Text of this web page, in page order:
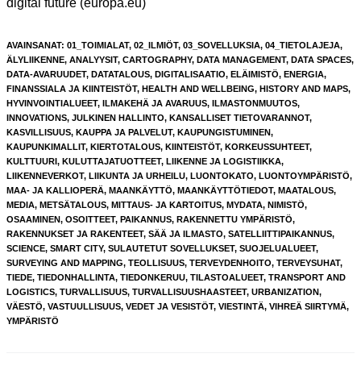
AVAINSANAT: 01_TOIMIALAT, 02_ILMIÖT, 03_SOVELLUKSIA, 04_TIETOLAJEJA,
ÄLYLIIKENNE, ANALYYSIT, CARTOGRAPHY, DATA MANAGEMENT, DATA SPACES,
DATA-AVARUUDET, DATATALOUS, DIGITALISAATIO, ELÄIMISTÖ, ENERGIA,
FINANSSIALA JA KIINTEISTÖT, HEALTH AND WELLBEING, HISTORY AND MAPS,
HYVINVOINTIALUEET, ILMAKEHÄ JA AVARUUS, ILMASTONMUUTOS,
INNOVATIONS, JULKINEN HALLINTO, KANSALLISET TIETOVARANNOT,
KASVILLISUUS, KAUPPA JA PALVELUT, KAUPUNGISTUMINEN,
KAUPUNKIMALLIT, KIERTOTALOUS, KIINTEISTÖT, KORKEUSSUHTEET,
KULTTUURI, KULUTTAJATUOTTEET, LIIKENNE JA LOGISTIIKKA,
LIIKENNEVERKOT, LIIKUNTA JA URHEILU, LUONTOKATO, LUONTOYMPÄRISTÖ,
MAA- JA KALLIOPERÄ, MAANKÄYTTÖ, MAANKÄYTTÖTIEDOT, MAATALOUS,
MEDIA, METSÄTALOUS, MITTAUS- JA KARTOITUS, MYDATA, NIMISTÖ,
OSAAMINEN, OSOITTEET, PAIKANNUS, RAKENNETTU YMPÄRISTÖ,
RAKENNUKSET JA RAKENTEET, SÄÄ JA ILMASTO, SATELLIITTIPAIKANNUS,
SCIENCE, SMART CITY, SULAUTETUT SOVELLUKSET, SUOJELUALUEET,
SURVEYING AND MAPPING, TEOLLISUUS, TERVEYDENHOITO, TERVEYSUHAT,
TIEDE, TIEDONHALLINTA, TIEDONKERUU, TILASTOALUEET, TRANSPORT AND
LOGISTICS, TURVALLISUUS, TURVALLISUUSHAASTEET, URBANIZATION,
VÄESTÖ, VASTUULLISUUS, VEDET JA VESISTÖT, VIESTINTÄ, VIHREÄ SIIRTYMÄ,
YMPÄRISTÖ